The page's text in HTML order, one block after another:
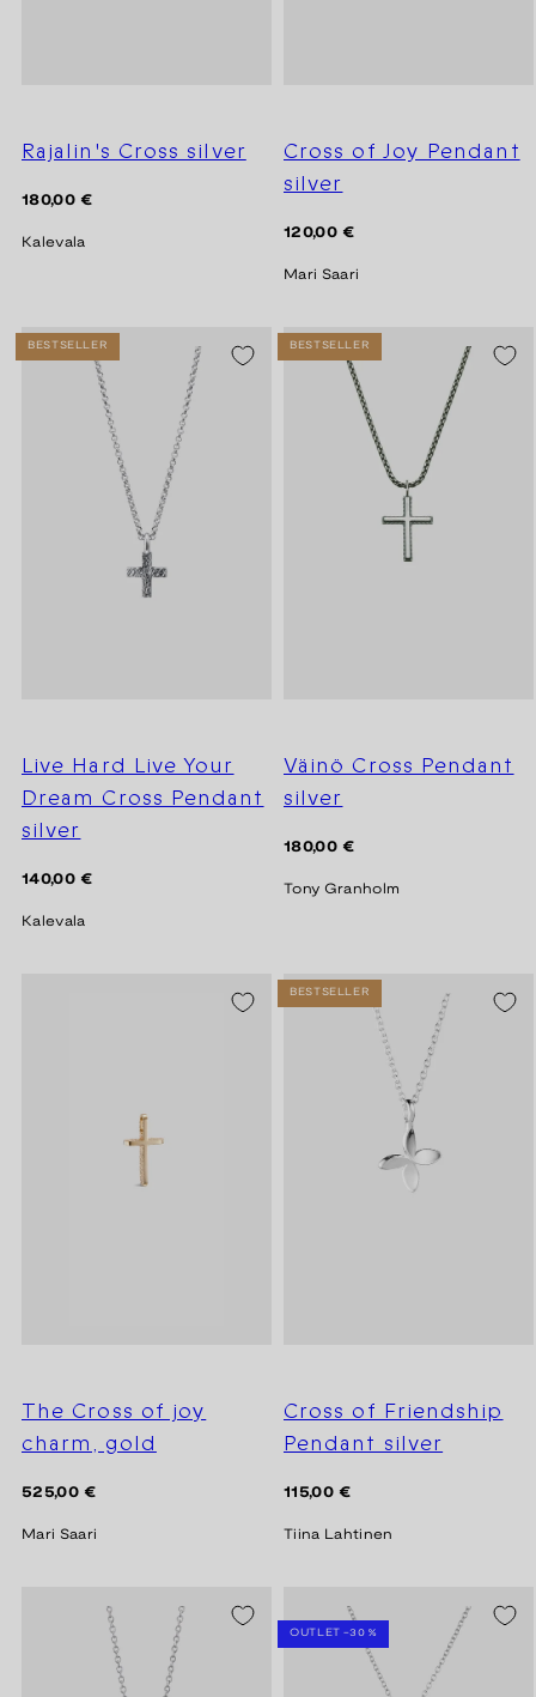
Rajalin's Cross silver
Regular
180,00 €
Kalevala
Cross of Joy Pendant
silver
Regular
120,00 €
Mari Saari
BESTSELLER
Live Hard Live Your
Dream Cross Pendant
silver
Regular
140,00 €
Kalevala
BESTSELLER
Väinö Cross Pendant
silver
Regular
180,00 €
Tony Granholm
The Cross of joy
charm, gold
Regular
525,00 €
Mari Saari
BESTSELLER
Cross of Friendship
Pendant silver
Regular
115,00 €
Tiina Lahtinen
SEASON SALE -20%
OUTLET -30 %